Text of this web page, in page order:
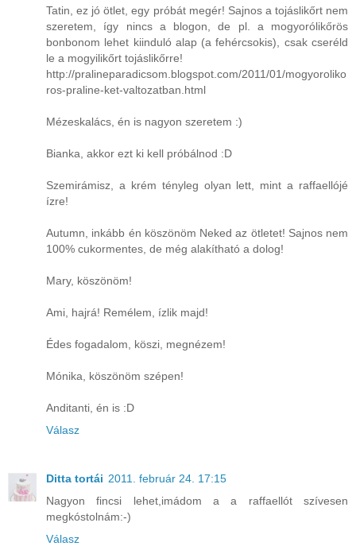
Tatin, ez jó ötlet, egy próbát megér! Sajnos a tojáslikőrt nem
szeretem, így nincs a blogon, de pl. a mogyorólikőrös
bonbonom lehet kiinduló alap (a fehércsokis), csak cseréld
le a mogyilikőrt tojáslikőrre!
http://pralineparadicsom.blogspot.com/2011/01/mogyoroliko
ros-praline-ket-valtozatban.html
Mézeskalács, én is nagyon szeretem :)
Bianka, akkor ezt ki kell próbálnod :D
Szemirámisz, a krém tényleg olyan lett, mint a raffaellójé
ízre!
Autumn, inkább én köszönöm Neked az ötletet! Sajnos nem
100% cukormentes, de még alakítható a dolog!
Mary, köszönöm!
Ami, hajrá! Remélem, ízlik majd!
Édes fogadalom, köszi, megnézem!
Mónika, köszönöm szépen!
Anditanti, én is :D
Válasz
Ditta tortái 2011. február 24. 17:15
Nagyon fincsi lehet,imádom a a raffaellót szívesen
megkóstolnám:-)
Válasz